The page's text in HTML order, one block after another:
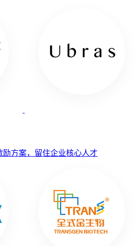
方案，留住企业核心人才